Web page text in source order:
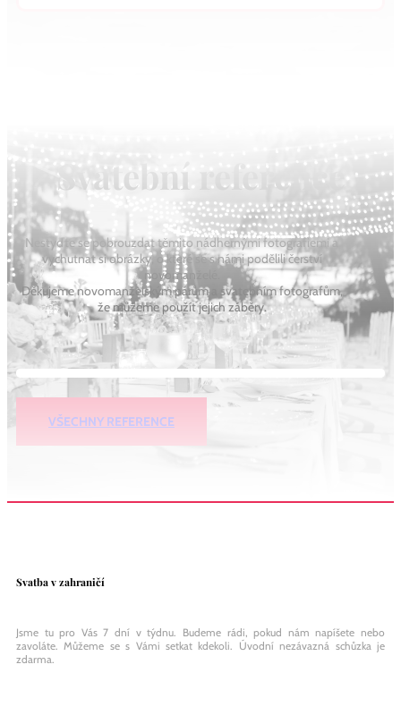
Svatební reference
Nestyďte se pobrouzdat těmito nádhernými fotografiemi a
vychutnat si obrázky, o které se s námi podělili čerství
novomanželé.
Děkujeme novomanželským párům a svatebním fotografům,
že můžeme použít jejich záběry.
VŠECHNY REFERENCE
Svatba v zahraničí
Jsme tu pro Vás 7 dní v týdnu. Budeme rádi, pokud nám napíšete nebo
zavoláte. Můžeme se s Vámi setkat kdekoli. Úvodní nezávazná schůzka je
zdarma.